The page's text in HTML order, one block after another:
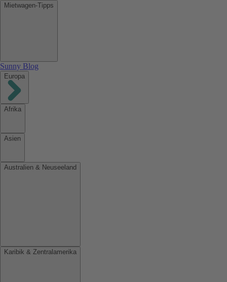
Mietwagen-Tipps
Sunny Blog
Europa
Afrika
Asien
Australien & Neuseeland
Karibik & Zentralamerika